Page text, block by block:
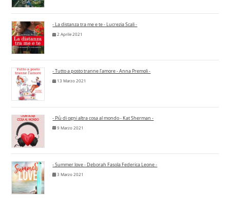
- La distanza tra me e te - Lucrezia Scali -
2 Aprile 2021
- Tutto a posto tranne l'amore - Anna Premoli -
13 Marzo 2021
- Più di ogni altra cosa al mondo - Kat Sherman -
9 Marzo 2021
- Summer love - Deborah Fasola Federica Leone -
3 Marzo 2021